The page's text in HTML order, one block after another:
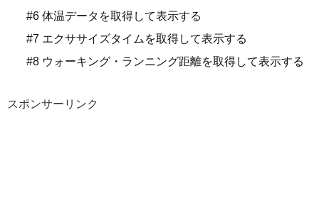
#6 体温データを取得して表示する
#7 エクササイズタイムを取得して表示する
#8 ウォーキング・ランニング距離を取得して表示する
スポンサーリンク